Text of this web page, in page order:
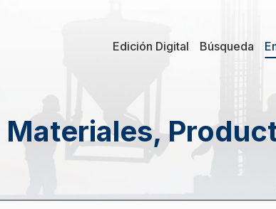
Edición Digital Búsqueda
Materiales,